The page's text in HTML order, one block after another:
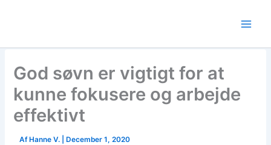
God søvn er vigtigt for at
kunne fokusere og arbejde
effektivt
Af Hanne V. December 1, 2020